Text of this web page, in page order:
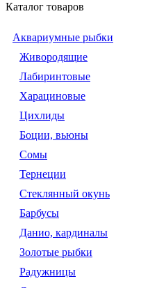
Каталог товаров
Аквариумные рыбки
Живородящие
Лабиринтовые
Харациновые
Цихлиды
Боции, вьюны
Сомы
Тернеции
Стеклянный окунь
Барбусы
Данио, кардиналы
Золотые рыбки
Радужницы